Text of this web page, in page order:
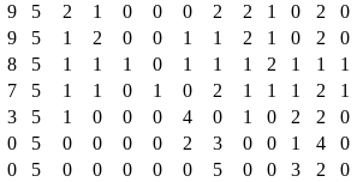
9 5 2 1 0 0 0 2 2 1 0 2 0
9 5 1 2 0 0 1 1 2 1 0 2 0
8 5 1 1 1 0 1 1 1 2 1 1 1
7 5 1 1 0 1 0 2 1 1 1 2 1
3 5 1 0 0 0 4 0 1 0 2 2 0
0 5 0 0 0 0 2 3 0 0 1 4 0
0 5 0 0 0 0 0 5 0 0 3 2 0